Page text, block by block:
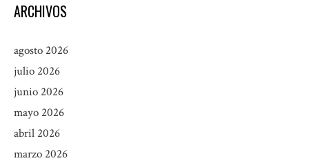
ARCHIVOS
agosto 2026
julio 2026
junio 2026
mayo 2026
abril 2026
marzo 2026